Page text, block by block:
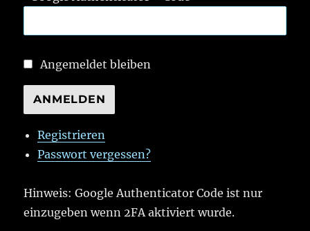
Angemeldet bleiben
ANMELDEN
Registrieren
Passwort vergessen?
Hinweis: Google Authenticator Code ist nur
einzugeben wenn 2FA aktiviert wurde.